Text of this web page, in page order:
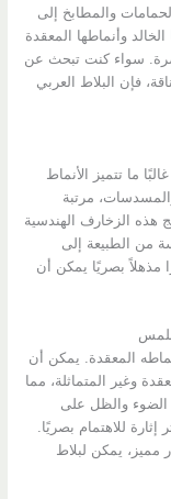
والمطابخ إلى
وأنماطها المعقدة
سواء كنت تبحث عن
فإن البلاط العربي
ما تتميز الأنماط
مرتبة
هذه الزخارف الهندسية
من الطبيعة إلى
مذهلاً بصريًا يمكن أن
المعقدة. يمكن أن
وغير المتماثلة، مما
الضوء والظل على
إثارة للاهتمام بصريًا.
مميز، يمكن لبلاط